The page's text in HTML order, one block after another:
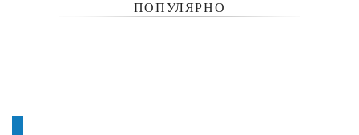
ПОПУЛЯРНО